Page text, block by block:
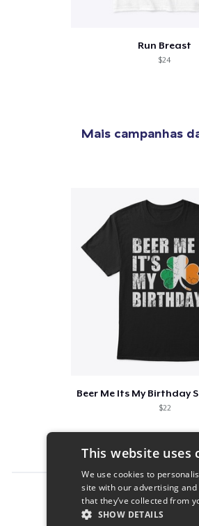
Run Breast
$24
Mais campanhas
$22
Report this product
This website uses
We use cookies to
site with our advertising
that they’ve collected from
SHOW DETAILS